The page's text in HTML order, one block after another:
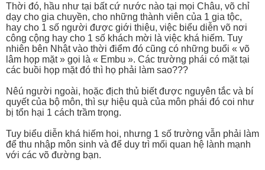
Thời đó, hầu như tại bất cứ nước nào tại mọi Châu, võ chỉ
dạy cho gia chuyền, cho những thành viên của 1 gia tộc,
hay cho 1 số người được giới thiệu, việc biểu diễn võ nơi
công cộng hay cho 1 số khách mời là việc khá hiếm. Tuy
nhiên bên Nhật vào thời điểm đó cũng có những buổi « võ
lâm họp mặt » gọi là « Embu ». Các trường phái có mặt tại
các buồi họp mặt đó thì họ phải làm sao???
Nêú người ngoài, hoặc địch thủ biết được nguyên tắc và bí
quyết của bộ môn, thì sự hiệu quà của môn phái đó coi như
bị tổn hại 1 cách trầm trọng.
Tuy biểu diễn khá hiếm hoi, nhưng 1 số trường vẫn phải làm
để thu nhập môn sinh và để duy trì mối quan hệ lành mạnh
với các võ đường bạn.